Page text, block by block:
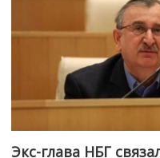
Экс-глава НБГ